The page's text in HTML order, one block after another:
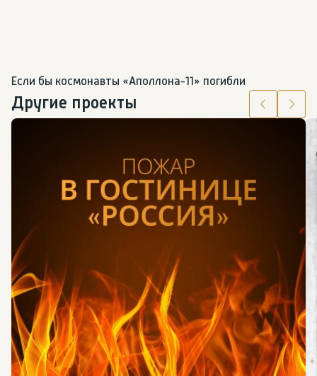
Если бы космонавты «Аполлона-11» погибли
Другие проекты